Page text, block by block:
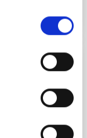
sky: 10
U-I JOint
of the